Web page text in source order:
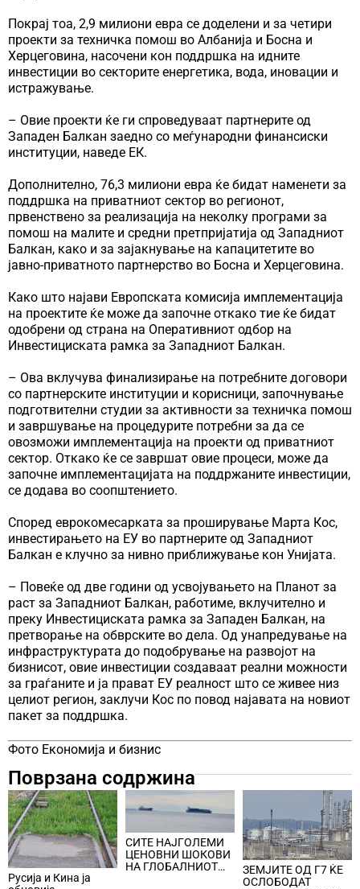
Покрај тоа, 2,9 милиони евра се доделени и за четири
проекти за техничка помош во Албанија и Босна и
Херцеговина, насочени кон поддршка на идните
инвестиции во секторите енергетика, вода, иновации и
истражување.
– Овие проекти ќе ги спроведуваат партнерите од
Западен Балкан заедно со меѓународни финансиски
институции, наведе ЕК.
Дополнително, 76,3 милиони евра ќе бидат наменети за
поддршка на приватниот сектор во регионот,
првенствено за реализација на неколку програми за
помош на малите и средни претпријатија од Западниот
Балкан, како и за зајакнување на капацитетите во
јавно-приватното партнерство во Босна и Херцеговина.
Како што најави Европската комисија имплементација
на проектите ќе може да започне откако тие ќе бидат
одобрени од страна на Оперативниот одбор на
Инвестициската рамка за Западниот Балкан.
– Ова вклучува финализирање на потребните договори
со партнерските институции и корисници, започнување
подготвителни студии за активности за техничка помош
и завршување на процедурите потребни за да се
овозможи имплементација на проекти од приватниот
сектор. Откако ќе се завршат овие процеси, може да
започне имплементацијата на поддржаните инвестиции,
се додава во соопштението.
Според еврокомесарката за проширување Марта Кос,
инвестирањето на ЕУ во партнерите од Западниот
Балкан е клучно за нивно приближување кон Унијата.
– Повеќе од две години од усвојувањето на Планот за
раст за Западниот Балкан, работиме, вклучително и
преку Инвестициската рамка за Западен Балкан, на
претворање на обврските во дела. Од унапредување на
инфраструктурата до подобрување на развојот на
бизнисот, овие инвестиции создаваат реални можности
за граѓаните и ја прават ЕУ реалност што се живее низ
целиот регион, заклучи Кос по повод најавата на новиот
пакет за поддршка.
Фото Економија и бизнис
Поврзана содржина
Русија и Кина ја
СИТЕ НАЈГОЛЕМИ
ЦЕНОВНИ ШОКОВИ
НА ГЛОБАЛНИОТ
ЗЕМЈИТЕ ОД Г7 ЌЕ
ОСЛОБОДАТ